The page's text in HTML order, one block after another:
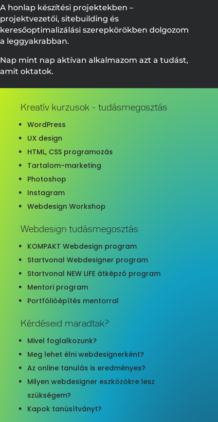
A honlap készítési projektekben –
projektvezetői, sitebuilding és
keresőoptimalizálási szerepkörökben dolgozom
a leggyakrabban.
Nap mint nap aktívan alkalmazom azt a tudást,
amit oktatok.
Kreatív kurzusok - tudásmegosztás
WordPress
UX design
HTML, CSS programozás
Tartalom-marketing
Photoshop
Instagram
Webdesign Workshop
Webdesign tudásmegosztás
KOMPAKT Webdesign program
Startvonal Webdesigner program
Startvonal NEW LIFE átképző program
Mentori program
Portfólióépítés mentorral
Kérdéseid maradtak?
Mivel foglalkozunk?
Meg lehet élni webdesignerként?
Az online tanulás is eredményes?
Milyen webdesigner eszközökre lesz
szükségem?
Kapok tanúsítványt?